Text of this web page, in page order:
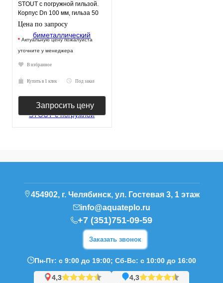
STOUT с погружной гильзой.
Корпус Dn 100 мм, гильза 50
мм 1/2"
Цена по запросу
* Актуальную цену пожалуйста
уточните у менеджера
В избранное
Купить в 1 клик Под заказ
Запросить цену
454902, г. Челябинск, ул. Гостевая 3, 1 этаж
info@aquateplo.ru
+7 (351)751-09-59
Заказать звонок
Пн-Пт: с 9:00 до 19:00; Сб-Вс: с 10:00 до 16:00
4,3 4,3